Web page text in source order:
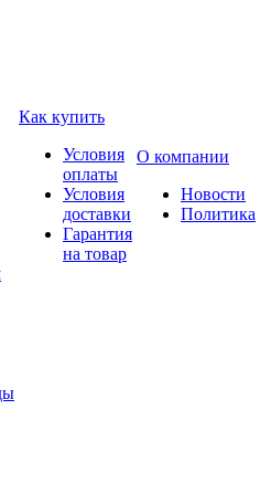
Как купить
Условия
оплаты
Условия
доставки
Гарантия
на товар
О компании
Новости
Политика